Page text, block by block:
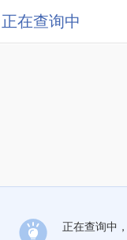
正在查询中
正在查询中